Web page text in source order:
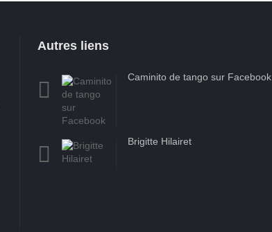
Autres liens
Caminito de tango sur Facebook
Brigitte Hilairet